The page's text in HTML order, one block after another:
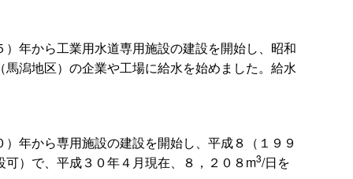
年から工業用水道専用施設の建設を開始し、昭和
潟地区）の企業や工場に給水を始めました。給水
年から専用施設の建設を開始し、平成８（１９９
可）で、平成３０年４月現在、８，２０８m3/日を